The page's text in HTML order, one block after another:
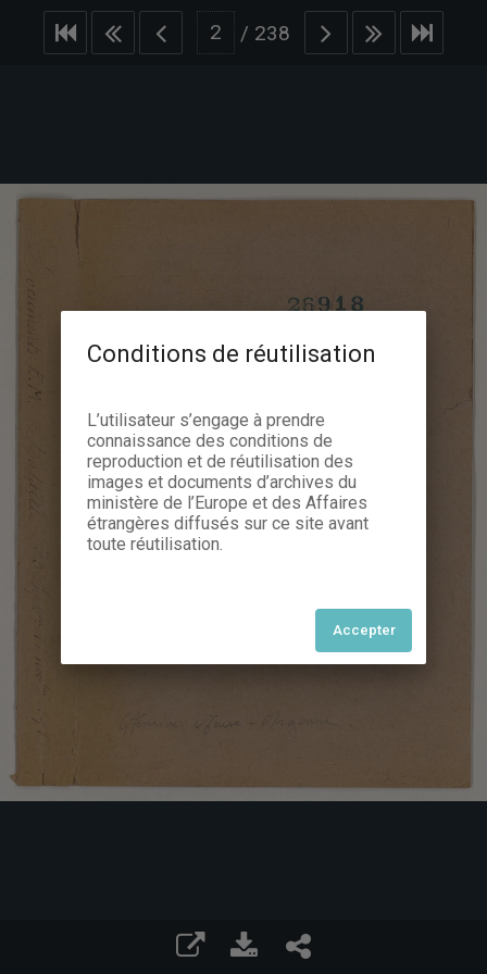
/ 238
Conditions de réutilisation
L’utilisateur s’engage à prendre
connaissance des conditions de
reproduction et de réutilisation des
images et documents d’archives du
ministère de l’Europe et des Affaires
étrangères diffusés sur ce site avant
toute réutilisation.